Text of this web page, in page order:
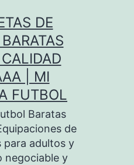
DE
| MI
FUTBOL
Baratas
de
adultos y
negociable y